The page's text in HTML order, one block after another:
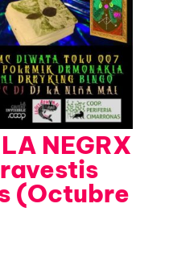
NEGRX
(Octubre